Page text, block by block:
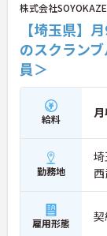
に評価されるた
・努力がダイレ
仕事へのモチ
【チームでの情
業務に取り組め
・毎朝スタッ
の体調や業務
ます。
・多職種連携
もと、困った
す。
に安定して働
・残業は少なく
株式会社
【埼玉県】
のスクラン
員＞
給料
勤務地
雇用形態